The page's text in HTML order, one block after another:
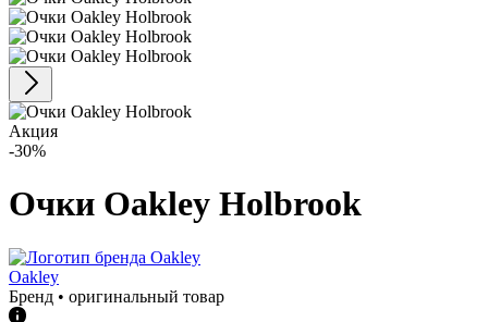
Акция
-30%
Очки Oakley Holbrook
Oakley
Бренд • оригинальный товар